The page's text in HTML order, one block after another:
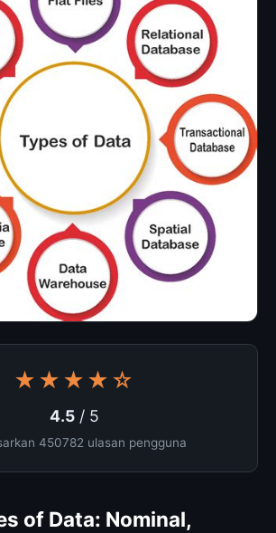
★★★★☆
4.5/ 5
450782 ulasan pengguna
of Data: Nominal,